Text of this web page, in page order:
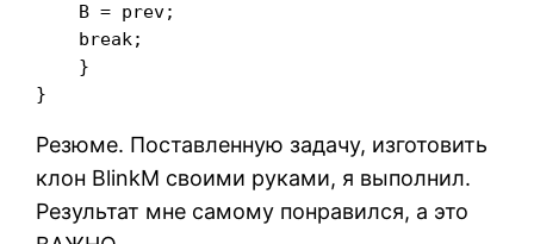
    B = prev;
    break;
    }
Резюме. Поставленную задачу, изготовить
клон BlinkM своими руками, я выполнил.
Результат мне самому понравился, а это